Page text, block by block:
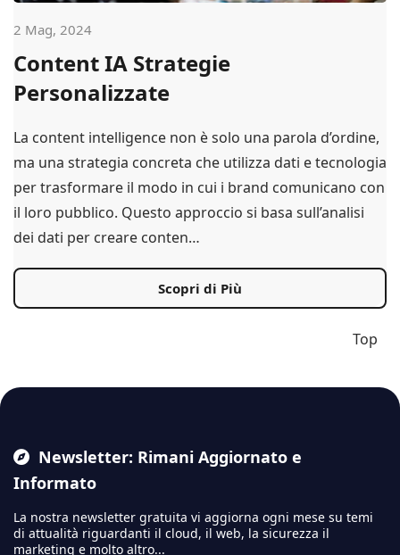
2 Mag, 2024
Content IA Strategie
Personalizzate
La content intelligence non è solo una parola d’ordine,
ma una strategia concreta che utilizza dati e tecnologia
per trasformare il modo in cui i brand comunicano con
il loro pubblico. Questo approccio si basa sull’analisi
dei dati per creare conten…
Scopri di Più
Top
Newsletter: Rimani Aggiornato e
Informato
La nostra newsletter gratuita vi aggiorna ogni mese su temi
di attualità riguardanti il cloud, il web, la sicurezza il
marketing e molto altro...